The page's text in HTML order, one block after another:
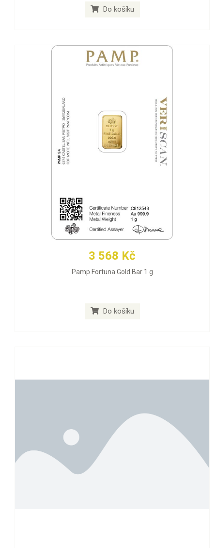
Do košíku
3 568 Kč
Pamp Fortuna Gold Bar 1 g
Do košíku